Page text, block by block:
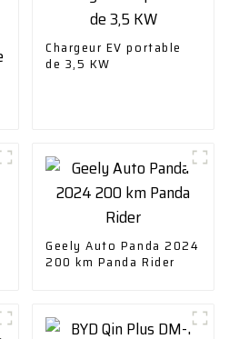
Chargeur EV portable
de 3,5 KW
Geely Auto Panda 2024
200 km Panda Rider